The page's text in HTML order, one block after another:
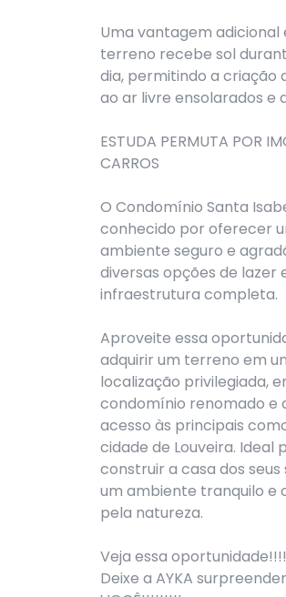
Uma vantagem adicional
terreno recebe sol
dia, permitindo a criação
ao ar livre ensolarados e
ESTUDA PERMUTA POR
CARROS
O Condomínio Santa
conhecido por oferecer
ambiente seguro e
diversas opções de lazer
infraestrutura completa.
Aproveite essa
adquirir um terreno em
localização privilegiada,
condomínio renomado e
acesso às principais
cidade de Louveira. Ideal
construir a casa dos seus
um ambiente tranquilo e
pela natureza.
Veja essa oportunidade!!!!
Deixe a AYKA surpreender